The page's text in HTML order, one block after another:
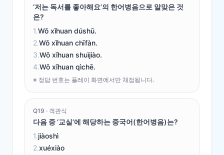
‘저는 독서를 좋아해요’의 한어병음으로 알맞은 것
은?
1.Wǒ xǐhuan dúshū.
2.Wǒ xǐhuan chīfàn.
3.Wǒ xǐhuan shuìjiào.
4.Wǒ xǐhuan qìchē.
※ 정답 번호는 플레이 화면에서만 채점됩니다.
Q19 · 객관식
다음 중 ‘교실’에 해당하는 중국어(한어병음)는?
1.jiàoshì
2.xuéxiào